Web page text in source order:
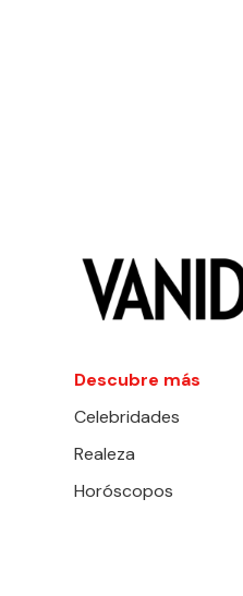
Descubre más
Celebridades
Realeza
Horóscopos